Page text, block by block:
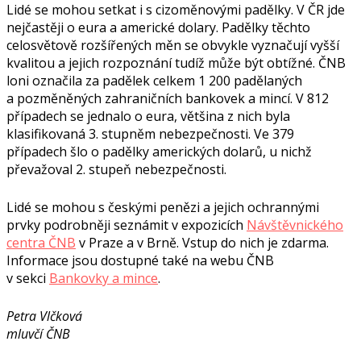
Lidé se mohou setkat i s cizoměnovými padělky. V ČR jde
nejčastěji o eura a americké dolary. Padělky těchto
celosvětově rozšířených měn se obvykle vyznačují vyšší
kvalitou a jejich rozpoznání tudíž může být obtížné. ČNB
loni označila za padělek celkem 1 200 padělaných
a pozměněných zahraničních bankovek a mincí. V 812
případech se jednalo o eura, většina z nich byla
klasifikovaná 3. stupněm nebezpečnosti. Ve 379
případech šlo o padělky amerických dolarů, u nichž
převažoval 2. stupeň nebezpečnosti.
Lidé se mohou s českými penězi a jejich ochrannými
prvky podrobněji seznámit v expozicích Návštěvnického
centra ČNB v Praze a v Brně. Vstup do nich je zdarma.
Informace jsou dostupné také na webu ČNB
v sekci Bankovky a mince.
Petra Vlčková
mluvčí ČNB